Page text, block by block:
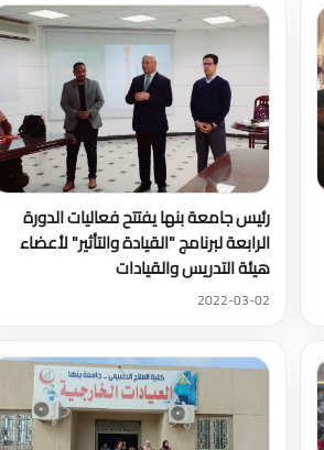
رئيس جامعة بنها يفتتح فعاليات الدورة
الرابعة لبرنامج "القيادة والتأثير" لأعضاء
هيئة التدريس والقيادات
2022-03-02